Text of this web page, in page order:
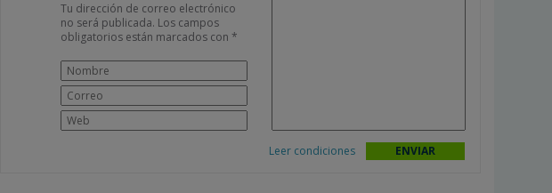
Tu dirección de correo electrónico
no será publicada. Los campos
obligatorios están marcados con *
Leer condiciones